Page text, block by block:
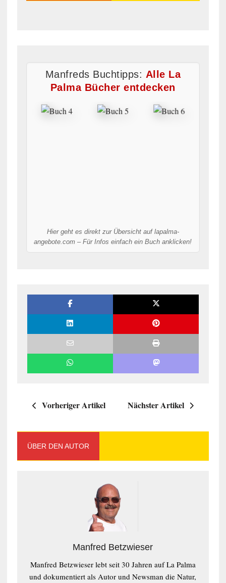
Manfreds Buchtipps: Alle La
Palma Bücher entdecken
Hier geht es direkt zur Übersicht auf lapalma-
angebote.com – Für Infos einfach ein Buch anklicken!
Vorheriger Artikel Nächster Artikel
ÜBER DEN AUTOR
Manfred Betzwieser
Manfred Betzwieser lebt seit 30 Jahren auf La Palma
und dokumentiert als Autor und Newsman die Natur,